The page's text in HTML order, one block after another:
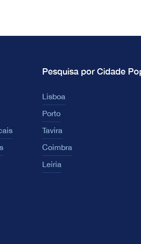
Pesquisa por Cidade
Lisboa
Porto
Tavira
Coimbra
Leiria